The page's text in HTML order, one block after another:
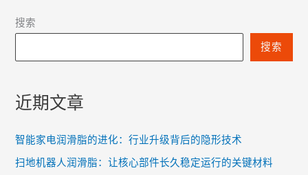
搜索
搜索
近期文章
智能家电润滑脂的进化：行业升级背后的隐形技术
扫地机器人润滑脂：让核心部件长久稳定运行的关键材料